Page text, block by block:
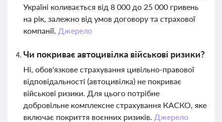
Україні коливається від 8 000 до 25 000 гривень
на рік, залежно від умов договору та страхової
компанії. Джерело
Чи покриває автоцивілка військові ризики?
Ні, обов'язкове страхування цивільно-правової
відповідальності (автоцивілка) не покриває
військові ризики. Для цього потрібне
добровільне комплексне страхування КАСКО, яке
включає покриття воєнних ризиків. Джерело